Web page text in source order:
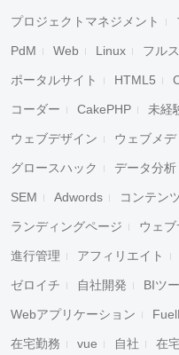
プロジェクトマネジメント
PdM Web Linux フル
ポータルサイト HTML5
コーダー CakePHP 未経
ウェブデザイン ウェブメデ
グロースハック データ分析
SEM Adwords コンテン
ランディングページ ウェブ
進行管理 アフィリエイト
ゼロイチ 自社開発 BIツ
Webアプリケーション
在宅勤務 vue 自社 在宅